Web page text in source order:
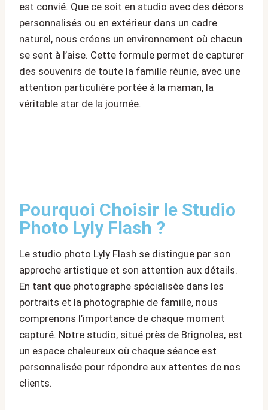
est convié. Que ce soit en studio avec des décors
personnalisés ou en extérieur dans un cadre
naturel, nous créons un environnement où chacun
se sent à l’aise. Cette formule permet de capturer
des souvenirs de toute la famille réunie, avec une
attention particulière portée à la maman, la
véritable star de la journée.
Pourquoi Choisir le Studio
Photo Lyly Flash ?
Le studio photo Lyly Flash se distingue par son
approche artistique et son attention aux détails.
En tant que photographe spécialisée dans les
portraits et la photographie de famille, nous
comprenons l’importance de chaque moment
capturé. Notre studio, situé près de Brignoles, est
un espace chaleureux où chaque séance est
personnalisée pour répondre aux attentes de nos
clients.